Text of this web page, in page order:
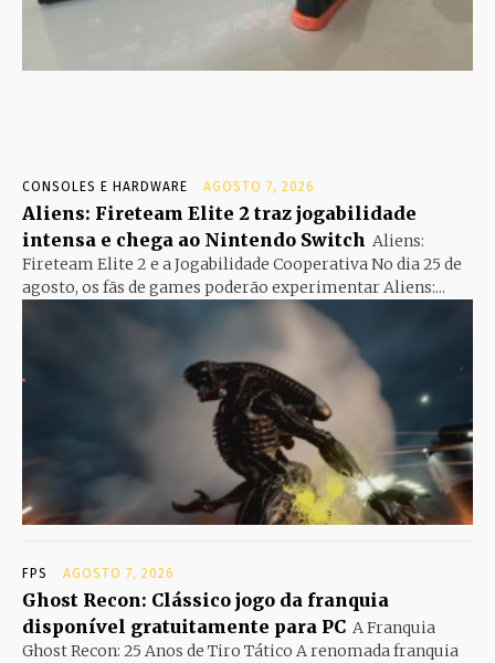
CONSOLES E HARDWARE AGOSTO 7, 2026
Aliens: Fireteam Elite 2 traz jogabilidade
intensa e chega ao Nintendo Switch Aliens:
Fireteam Elite 2 e a Jogabilidade Cooperativa No dia 25 de
agosto, os fãs de games poderão experimentar Aliens:...
FPS AGOSTO 7, 2026
Ghost Recon: Clássico jogo da franquia
disponível gratuitamente para PC A Franquia
Ghost Recon: 25 Anos de Tiro Tático A renomada franquia